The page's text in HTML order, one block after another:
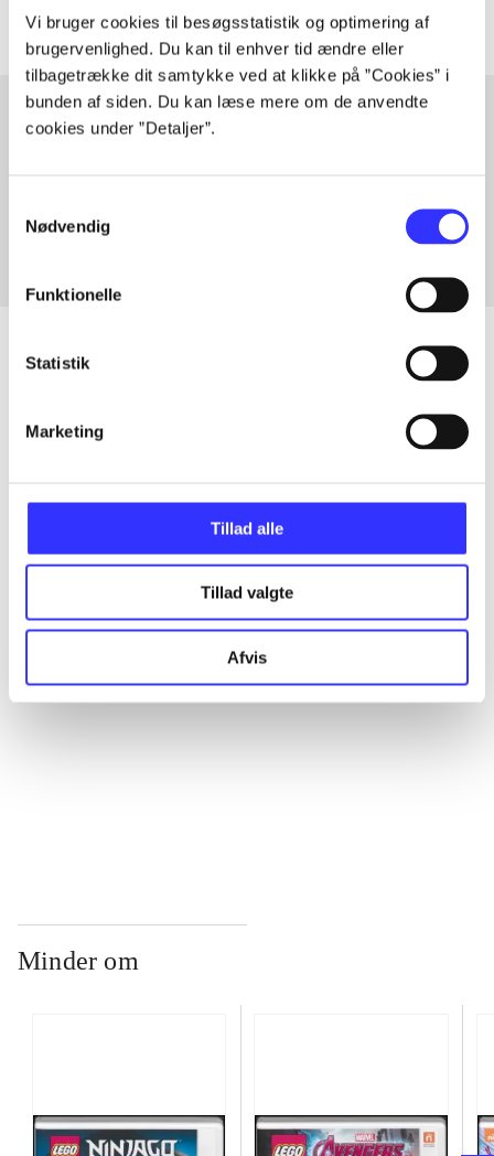
Vi bruger cookies til besøgsstatistik og optimering af
brugervenlighed. Du kan til enhver tid ændre eller
tilbagetrække dit samtykke ved at klikke på ”Cookies” i
bunden af siden. Du kan læse mere om de anvendte
cookies under ”Detaljer”.
Nødvendig
Funktionelle
Statistik
Marketing
Tillad alle
Tillad valgte
Afvis
Alle registrerede artikler fordelt på udgivelser
...
Minder om